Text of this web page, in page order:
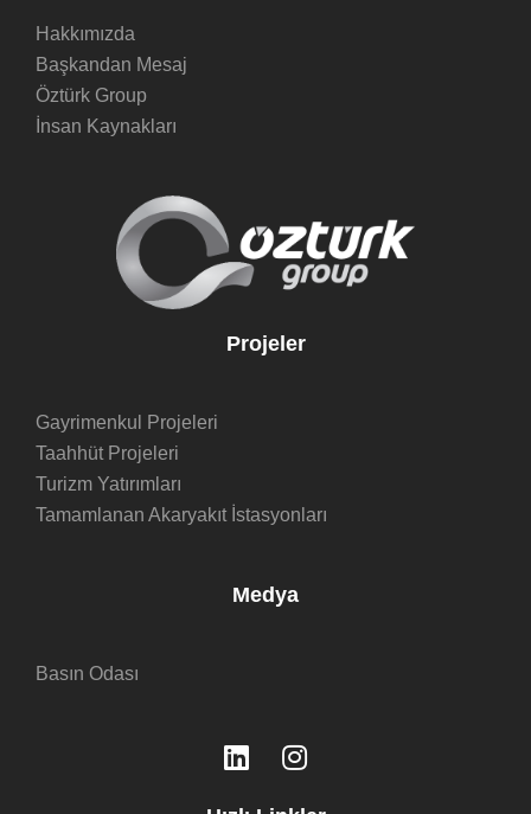
Hakkımızda
Başkandan Mesaj
Öztürk Group
İnsan Kaynakları
Projeler
Gayrimenkul Projeleri
Taahhüt Projeleri
Turizm Yatırımları
Tamamlanan Akaryakıt İstasyonları
Medya
Basın Odası